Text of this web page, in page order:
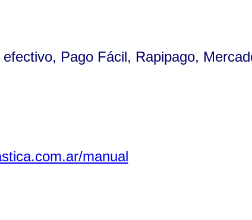
Pago Fácil, Rapipago,
manual